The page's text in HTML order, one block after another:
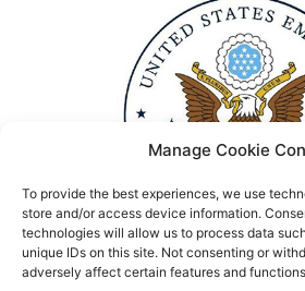
Manage Cookie
To provide the best experiences, we use
store and/or access device information.
technologies will allow us to process data
unique IDs on this site. Not consenting or
adversely affect certain features and